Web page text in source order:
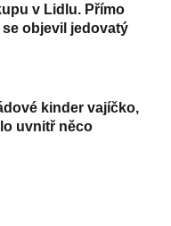
v Lidlu. Přímo
objevil jedovatý
kinder vajíčko,
uvnitř něco